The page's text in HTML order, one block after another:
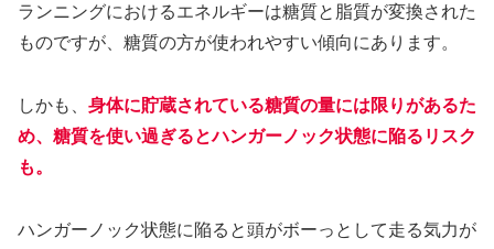
ランニングにおけるエネルギーは糖質と脂質が変換された
ものですが、糖質の方が使われやすい傾向にあります。
しかも、 身体に貯蔵されている糖質の量には限りがあるた
め、糖質を使い過ぎるとハンガーノック状態に陥るリスク
も。
ハンガーノック状態に陥ると頭がボーっとして走る気力が